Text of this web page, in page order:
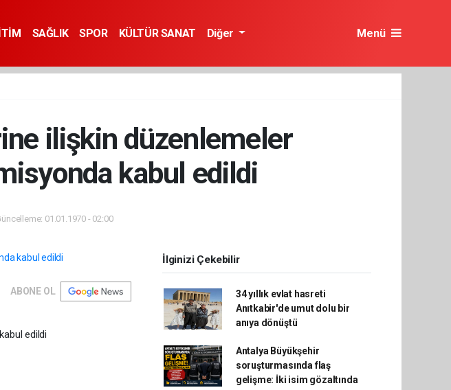
SAĞLIK SPOR KÜLTÜR SANAT Diğer Menü
ilişkin düzenlemeler
kabul edildi
01.01.1970 - 02:00
ABONE OL
edildi
İlginizi Çekebilir
34 yıllık evlat hasreti
Anıtkabir'de umut dolu bir
anıya dönüştü
Antalya Büyükşehir
soruşturmasında flaş
gelişme: İki isim gözaltında